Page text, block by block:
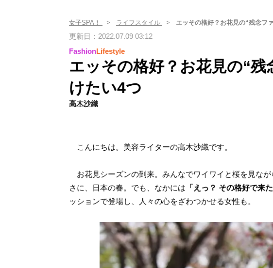
女子SPA！ ライフスタイル エッその格好？お花見の“残念フ
更新日：2022.07.09 03:12
FashionLifestyle
エッその格好？お花見の“
けたい4つ
高木沙織
こんにちは。美容ライターの高木沙織です。
お花見シーズンの到来。みんなでワイワイと桜を見な
さに、日本の春。でも、なかには 「えっ？ その格好で来た
ッションで登場し、人々の心をざわつかせる女性も。